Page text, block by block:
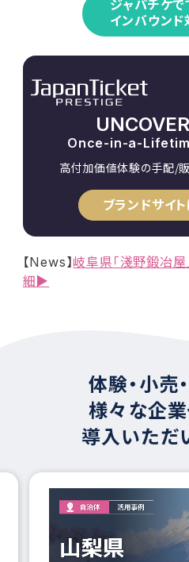
ジャパチケで
インバウン
Once-in-a-
高付加価値体験の手配/
ブランドサイ
【News】岐阜県「淺野鍛冶
細▶︎
体験・小売
様々な企
導入いただ